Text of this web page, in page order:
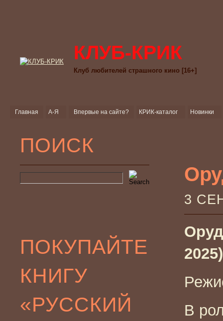
КЛУБ-КРИК
Клуб любителей страшного кино [16+]
Главная А-Я Впервые на сайте? КРИК-каталог Новинки
ПОИСК
ПОКУПАЙТЕ
КНИГУ
«РУССКИЙ
3
2025)
В